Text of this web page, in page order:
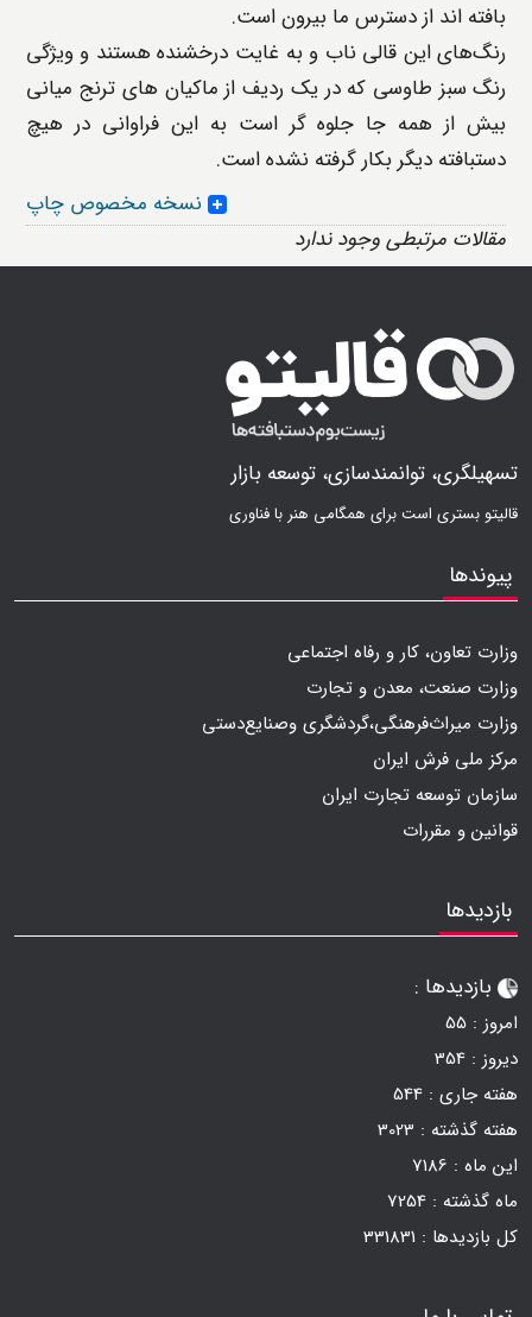
بافته اند از دسترس ما بیرون است.
رنگ‌های این قالی ناب و به غایت درخشنده هستند و ویژگی
رنگ سبز طاوسی که در یک ردیف از ماکیان های ترنج میانی
بیش از همه جا جلوه گر است به این فراوانی در هیچ
دستبافته دیگر بکار گرفته نشده است.
نسخه مخصوص چاپ
مقالات مرتبطی وجود ندارد
تسهیلگری، توانمندسازی، توسعه بازار
قالیتو بستری است برای همگامی هنر با فناوری
پیوندها
وزارت تعاون، کار و رفاه اجتماعی
وزارت صنعت، معدن و تجارت
وزارت میراث‌فرهنگی،گردشگری وصنایع‌دستی
مرکز ملی فرش ایران
سازمان توسعه تجارت ایران
قوانین و مقررات
بازدیدها
بازدیدها :
امروز : 55
دیروز : 354
هفته جاری : 544
هفته گذشته : 3023
این ماه : 7186
ماه گذشته : 7254
کل بازدیدها : 331831